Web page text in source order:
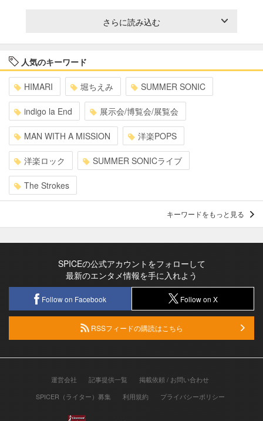
さらに読み込む
人気のキーワード
HIMARI 堀ちえみ SUMMER SONIC
indigo la End 展示会/博覧会/展覧会
MAN WITH A MISSION 洋楽POPS
洋楽ロック SUMMER SONICライブ
The Strokes
キーワードをもっと見る
SPICEの公式アカウントをフォローして
最新のエンタメ情報を手に入れよう
Follow on Facebook Follow on X
RSSフィードの購読はこちら
運営会社 記事提供一覧
掲載依頼 / お問い合わせ
SPICER（ライター）募集
利用規約 プライバシーポリシー